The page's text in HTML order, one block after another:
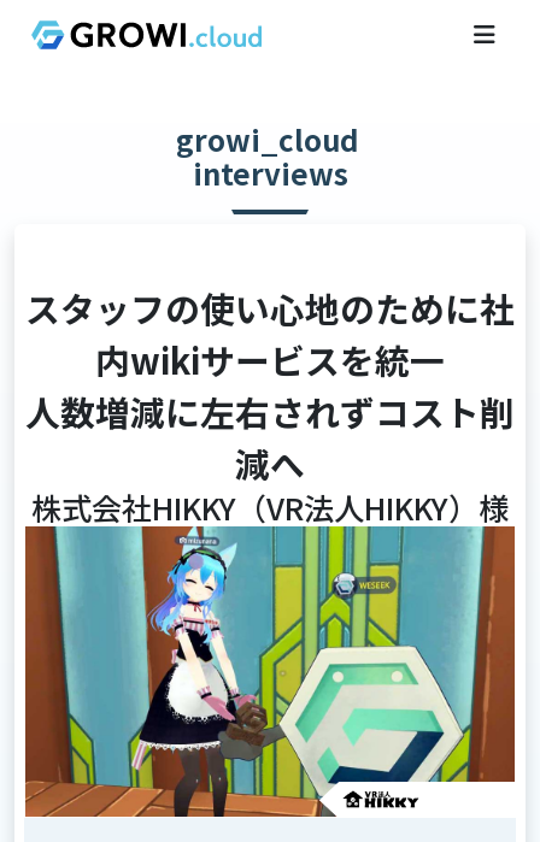
growi_cloud
interviews
スタッフの使い心地のために社
内wikiサービスを統一
人数増減に左右されずコスト削
減へ
株式会社HIKKY（VR法人HIKKY）様